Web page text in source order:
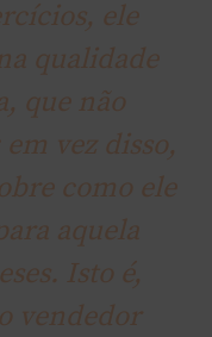
ele
qualidade
que não
vez disso,
como ele
aquela
Isto é,
vendedor